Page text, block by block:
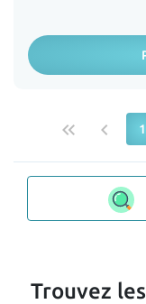
keyboard_double_arrow_left keyboard_arrow_left 1
Trouvez